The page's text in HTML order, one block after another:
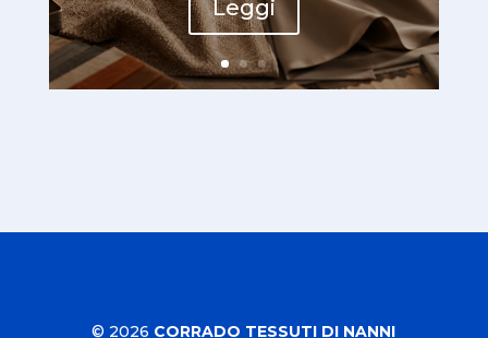
Leggi
© 2026 CORRADO TESSUTI DI NANNI